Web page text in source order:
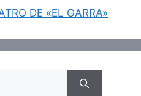
DE «EL GARRA»